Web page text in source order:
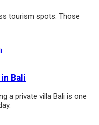
tourism spots. Those
Bali
a private villa Bali is one